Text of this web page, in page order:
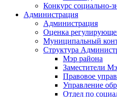
Конкурс социально-
Администрация
Администрация
Оценка
Муниципальный
Структура
Мэр района
Заместители
Правовое
Управление
Отдел по